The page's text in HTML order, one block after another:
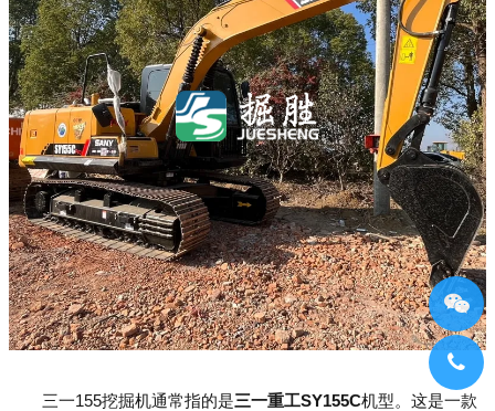
三一155挖掘机通常指的是三一重工SY155C机型。这是一款